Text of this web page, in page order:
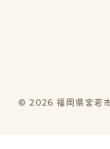
© 2026 福岡県宮若